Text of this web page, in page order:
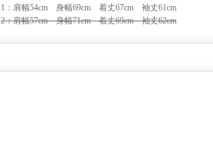
1：肩幅54cm 身幅69cm 着丈67cm 袖丈61cm
2：肩幅57cm 身幅71cm 着丈69cm 袖丈62cm